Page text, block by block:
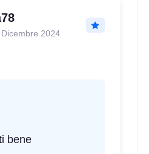
2024
bene